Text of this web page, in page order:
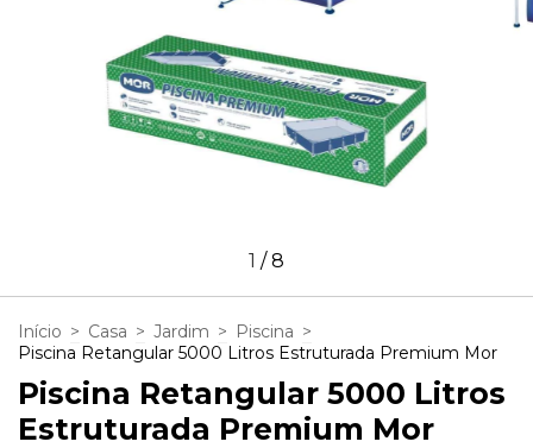
1 /8
Início > Casa > Jardim > Piscina >
Piscina Retangular 5000 Litros Estruturada Premium Mor
Piscina Retangular 5000 Litros
Estruturada Premium Mor